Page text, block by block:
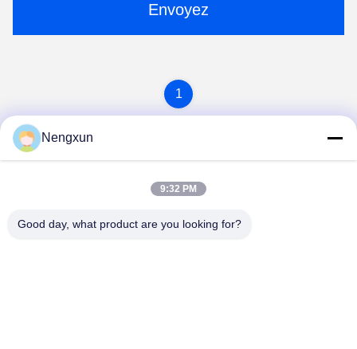
Envoyez
1
Nengxun
9:32 PM
Good day, what product are you looking for?